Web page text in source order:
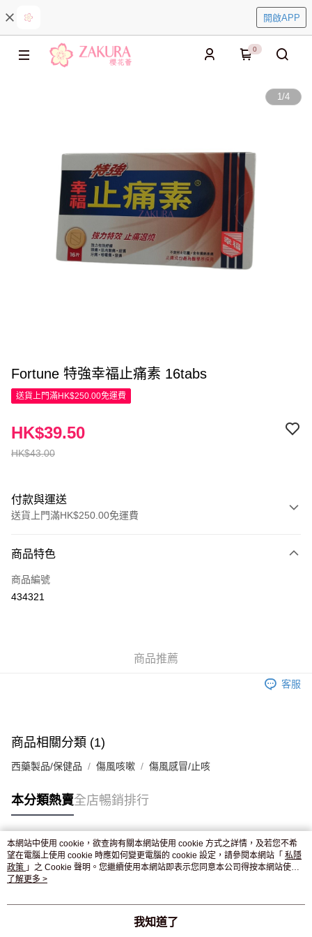
開啟APP
0
1/4
Fortune 特強幸福止痛素 16tabs
送貨上門滿HK$250.00免運費
HK$43.00
HK$39.50
付款與運送
送貨上門滿HK$250.00免運費
信用卡
Apple Pay
付款後門市自取，訂單確認後2-4個工作天到店，7天內取。逾期後
商品特色
商品編號
434321
商品推薦
客服
商品相關分類 (1)
西藥製品/保健品 傷風咳嗽 傷風感冒/止咳
本分類熱賣全店暢銷排行
熱門標籤
熱銷排行
本網站中使用 cookie，欲查詢有關本網站使用 cookie 方式之詳情，及若您不希
望在電腦上使用 cookie 時應如何變更電腦的 cookie 設定，請參閱本網站「 私隱
政策 」之 Cookie 聲明。您繼續使用本網站即表示您同意本公司得按本網站使用
條款之 Cookie 聲明使用 cookie。
了解更多 >
我知道了